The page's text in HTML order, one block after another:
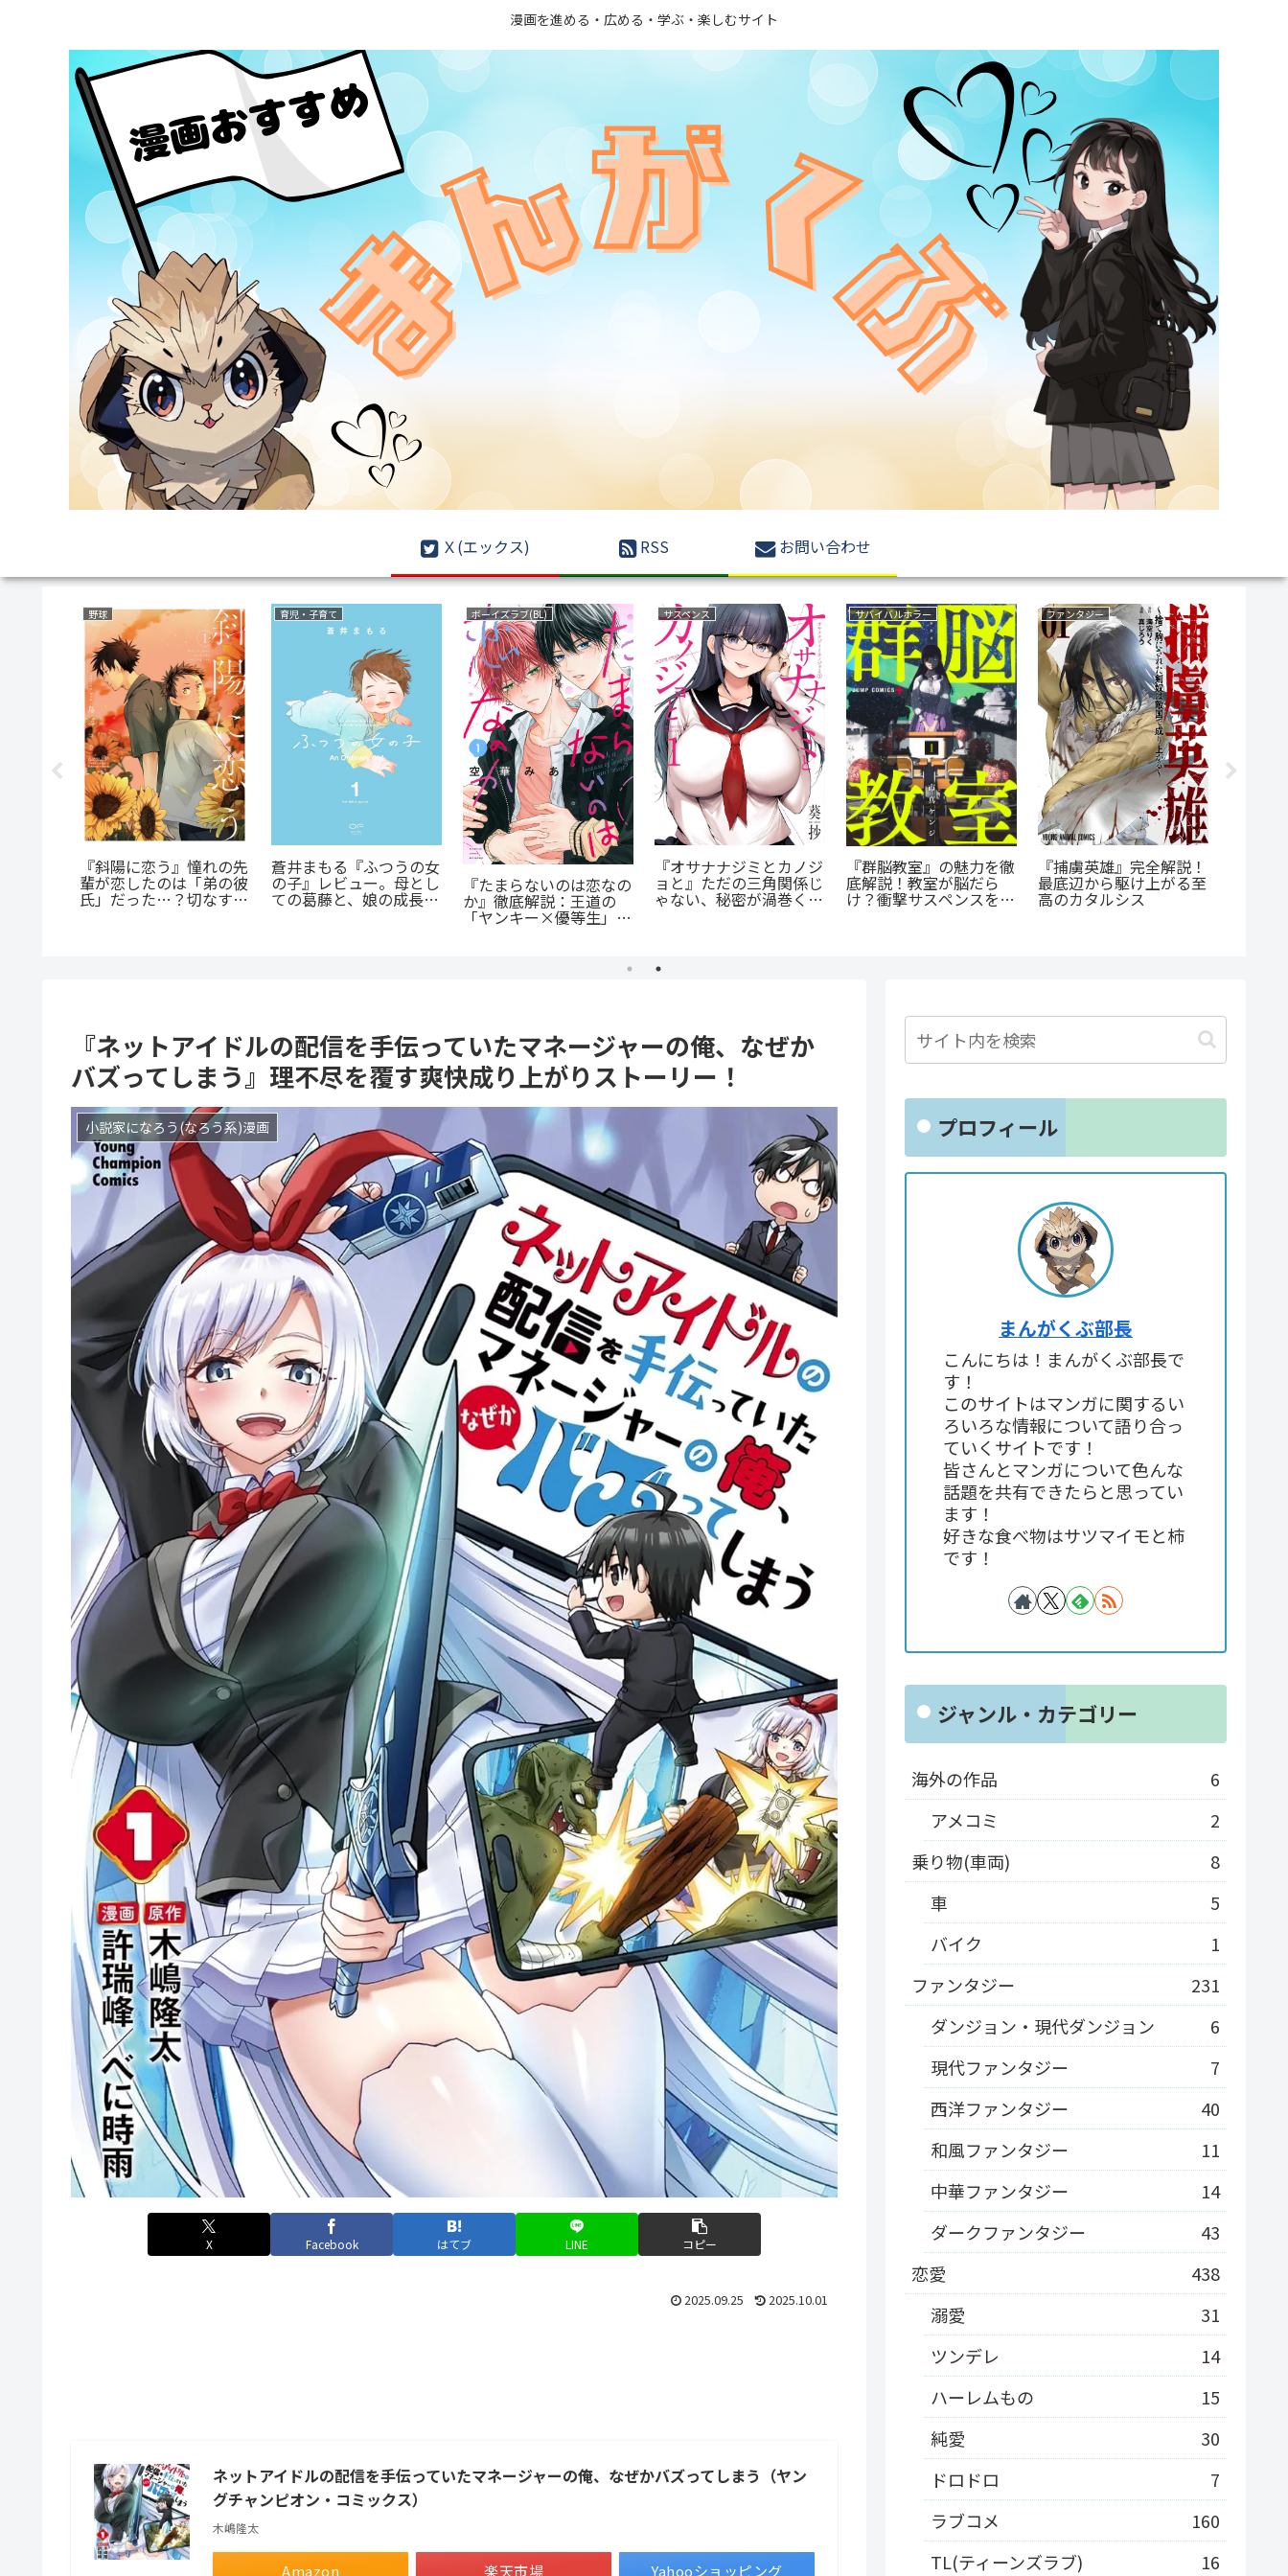
漫画を進める・広める・学ぶ・楽しむサイト
Ｘ(エックス) RSS お問い合わせ
野球
『斜陽に恋う』憧れの先
輩が恋したのは「弟の彼
氏」だった…？切なすぎ
育児・子育て
蒼井まもる『ふつうの女
の子』レビュー。母とし
ての葛藤と、娘の成長に
涙が止まらない
ボーイズラブ(BL)
『たまらないのは恋なの
か』徹底解説：王道の
「ヤンキー×優等生」が
サスペンス
『オサナナジミとカノジ
ョと』ただの三角関係じ
ゃない、秘密が渦巻くセ
クシーサスペンスの魅力
サバイバルホラー
『群脳教室』の魅力を徹
底解説！教室が脳だら
け？衝撃サスペンスを今
ファンタジー
『捕虜英雄』完全解説！
最底辺から駆け上がる至
高のカタルシス
『ネットアイドルの配信を手伝っていたマネージャーの俺、なぜか
バズってしまう』理不尽を覆す爽快成り上がりストーリー！
小説家になろう(なろう系)漫画
X Facebook はてブ LINE コピー
2025.09.25 2025.10.01
ネットアイドルの配信を手伝っていたマネージャーの俺、なぜかバズってしまう（ヤン
グチャンピオン・コミックス）
木嶋隆太
Amazon 楽天市場 Yahooショッピング
プロフィール
まんがくぶ部長
こんにちは！まんがくぶ部長で
す！
このサイトはマンガに関するい
ろいろな情報について語り合っ
ていくサイトです！
皆さんとマンガについて色んな
話題を共有できたらと思ってい
ます！
好きな食べ物はサツマイモと柿
です！
ジャンル・カテゴリー
海外の作品
6
アメコミ
2
乗り物(車両)
8
車
5
バイク
1
ファンタジー
231
ダンジョン・現代ダンジョン
6
現代ファンタジー
7
西洋ファンタジー
40
和風ファンタジー
11
中華ファンタジー
14
ダークファンタジー
43
恋愛
438
溺愛
31
ツンデレ
14
ハーレムもの
15
純愛
30
ドロドロ
7
ラブコメ
160
TL(ティーンズラブ)
16